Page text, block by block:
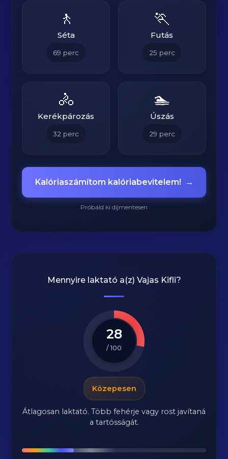
🚶
Séta
69 perc
🏃
Futás
25 perc
🚴
Kerékpározás
32 perc
🏊
Úszás
29 perc
Kalóriaszámítom kalóriabevitelem! →
Próbáld ki díjmentesen
Mennyire laktató a(z) Vajas Kifli?
28
/ 100
Közepesen
Átlagosan laktató. Több fehérje vagy rost javítaná
a tartósságát.